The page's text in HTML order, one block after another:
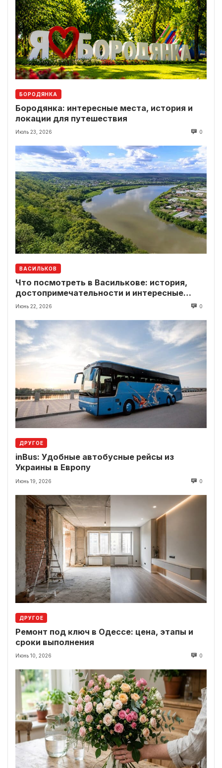
БОРОДЯНКА
Бородянка: интересные места, история и
локации для путешествия
Июль 23, 2026 0
ВАСИЛЬКОВ
Что посмотреть в Василькове: история,
достопримечательности и интересные
локации рядом
Июнь 22, 2026 0
ДРУГОЕ
inBus: Удобные автобусные рейсы из
Украины в Европу
Июнь 19, 2026 0
ДРУГОЕ
Ремонт под ключ в Одессе: цена, этапы и
сроки выполнения
Июнь 10, 2026 0